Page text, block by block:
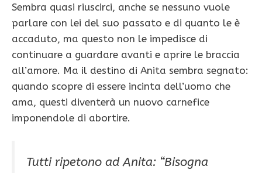
Sembra quasi riuscirci, anche se nessuno vuole
parlare con lei del suo passato e di quanto le è
accaduto, ma questo non le impedisce di
continuare a guardare avanti e aprire le braccia
all’amore. Ma il destino di Anita sembra segnato:
quando scopre di essere incinta dell’uomo che
ama, questi diventerà un nuovo carnefice
imponendole di abortire.
Tutti ripetono ad Anita: “Bisogna